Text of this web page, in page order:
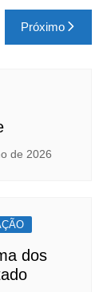
Próximo
de 2026
dos